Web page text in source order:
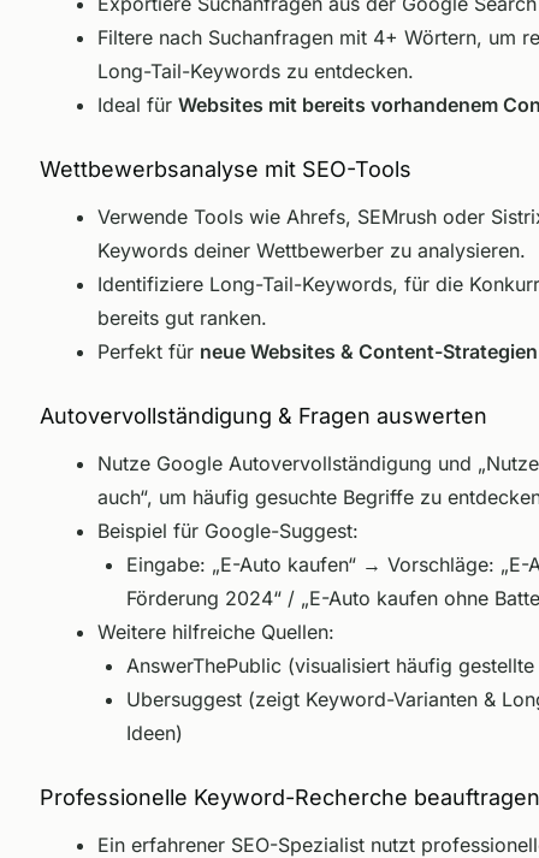
Filtere nach Suchanfragen mit 4+ Wörtern, um
Long-Tail-Keywords zu entdecken.
Ideal für Websites mit bereits vorhandenem
Wettbewerbsanalyse mit SEO-Tools
Verwende Tools wie Ahrefs, SEMrush oder
Keywords deiner Wettbewerber zu analysieren.
Identifiziere Long-Tail-Keywords, für die
bereits gut ranken.
Perfekt für neue Websites & Content-Strategien
Autovervollständigung & Fragen auswerten
Nutze Google Autovervollständigung und
auch“, um häufig gesuchte Begriffe zu
Beispiel für Google-Suggest:
Eingabe: „E-Auto kaufen“ → Vorschläge: „E-
Förderung 2024“ / „E-Auto kaufen ohne
Weitere hilfreiche Quellen:
AnswerThePublic (visualisiert häufig gestellte
Ubersuggest (zeigt Keyword-Varianten &
Ideen)
Professionelle Keyword-Recherche beauftragen
Ein erfahrener SEO-Spezialist nutzt